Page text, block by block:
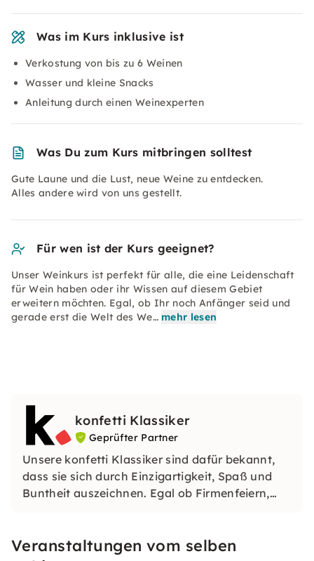
Was im Kurs inklusive ist
Verkostung von bis zu 6 Weinen
Wasser und kleine Snacks
Anleitung durch einen Weinexperten
Was Du zum Kurs mitbringen solltest
Gute Laune und die Lust, neue Weine zu entdecken.
Alles andere wird von uns gestellt.
Für wen ist der Kurs geeignet?
Unser Weinkurs ist perfekt für alle, die eine Leidenschaft
für Wein haben oder ihr Wissen auf diesem Gebiet
erweitern möchten. Egal, ob Ihr noch Anfänger seid und
gerade erst die Welt des We… mehr lesen
konfetti Klassiker
Geprüfter Partner
Unsere konfetti Klassiker sind dafür bekannt,
dass sie sich durch Einzigartigkeit, Spaß und
Buntheit auszeichnen. Egal ob Firmenfeiern,
erleben, welches Du so schnell nicht vergessen
Veranstaltungen vom selben